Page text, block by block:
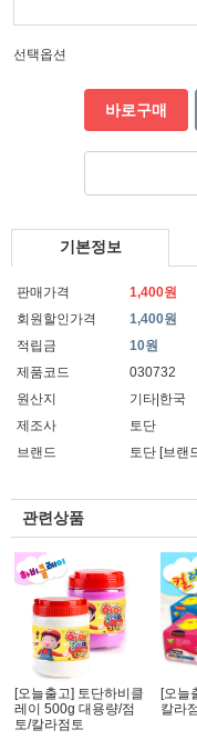
선택옵션
바로구매
기본정보
판매가격
1,400원
회원할인가격
1,400원
적립금
10원
제품코드
030732
원산지
기타|한국
제조사
토단
브랜드
토단 [브랜
관련상품
[오늘출고] 토단하비클
레이 500g 대용량/점
토/칼라점토
[오늘
칼라